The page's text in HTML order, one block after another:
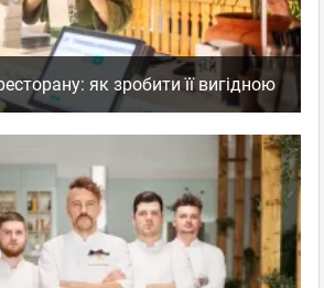
як зробити її вигідною